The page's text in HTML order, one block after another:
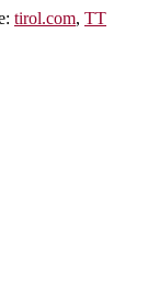
tirol.com, TT